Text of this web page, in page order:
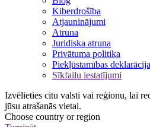
Kiberdrošība
Atjauninājumi
Atruna
Juridiska atruna
Privātuma politika
Piekļūstamības deklarācija
Sīkfailu iestatījumi
Izvēlieties citu valsti vai reģionu, lai
jūsu atrašanās vietai.
Choose country or region